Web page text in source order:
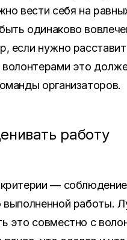
вести себя на
одинаково
если нужно
волонтерами это
организаторов.
работу
— соблюдение
выполненной работы.
это совместно с